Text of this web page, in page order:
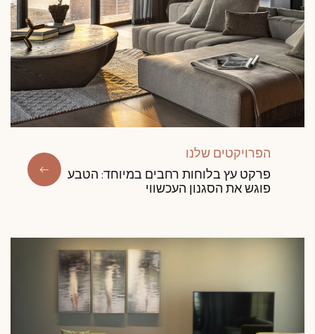
09-8899140
?יש לכם פרויקט חדש
המומחים שלנו עומדים לרשותכם כדי להדריך אותכם
שלב אחר שלב בבחירה ובהתקנה של הפרקט שלכם.
קבל שיחה חוזרת מיועץ של דקופלוס פרקטים.
הפרויקטים שלנו
פרקט עץ בלוחות רחבים במיוחד: הטבע
פוגש את הסגנון העכשווי